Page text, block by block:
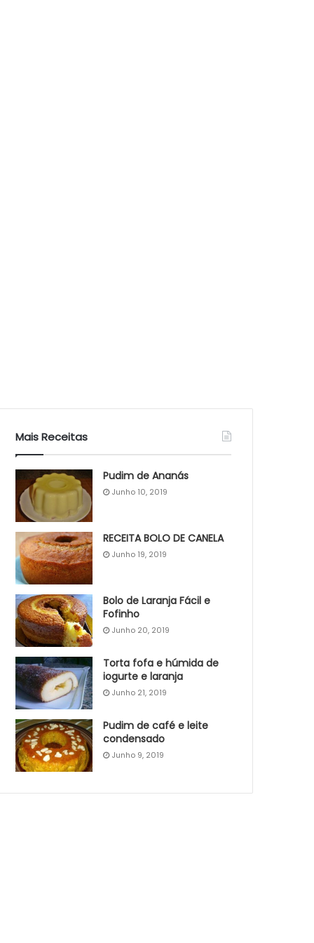
Mais Receitas
Pudim de Ananás
Junho 10, 2019
RECEITA BOLO DE CANELA
Junho 19, 2019
Bolo de Laranja Fácil e
Fofinho
Junho 20, 2019
Torta fofa e húmida de
iogurte e laranja
Junho 21, 2019
Pudim de café e leite
condensado
Junho 9, 2019